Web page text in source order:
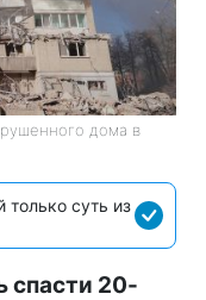
дома в
суть из
спасти 20-